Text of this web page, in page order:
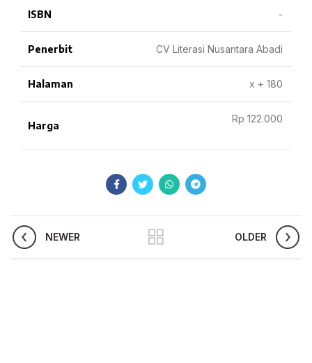
ISBN -
Penerbit CV Literasi Nusantara Abadi
Halaman x + 180
Harga
Rp 122.000
NEWER OLDER